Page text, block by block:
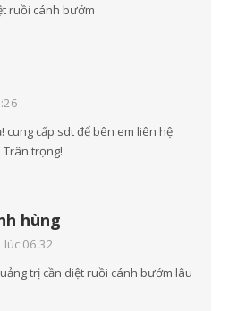
ruồi cánh bướm
cung cấp sdt để bên em liên hệ
trọng!
hùng
06:32
trị cần diệt ruồi cánh bướm lâu